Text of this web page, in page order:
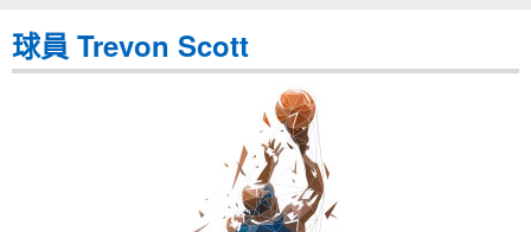
球員 Trevon Scott